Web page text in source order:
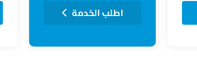
اطلب الخدمة